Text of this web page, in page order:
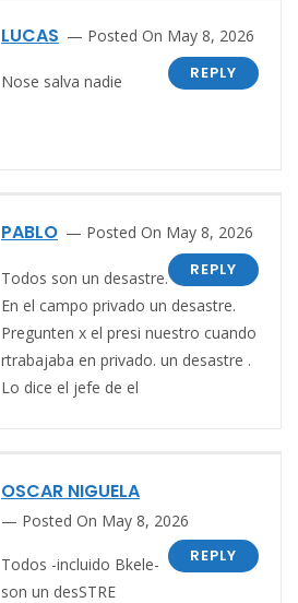
LUCAS
Posted On May 8, 2026
REPLY
Nose salva nadie
PABLO
Posted On May 8, 2026
REPLY
Todos son un desastre.
En el campo privado un desastre.
Pregunten x el presi nuestro cuando
rtrabajaba en privado. un desastre .
Lo dice el jefe de el
OSCAR NIGUELA
Posted On May 8, 2026
REPLY
Todos -incluido Bkele-
son un desSTRE